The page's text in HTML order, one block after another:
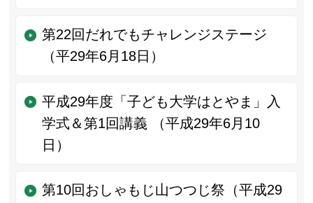
第22回だれでもチャレンジステージ
（平29年6月18日）
平成29年度「子ども大学はとやま」入
学式＆第1回講義 （平成29年6月10
日）
第10回おしゃもじ山つつじ祭（平成29